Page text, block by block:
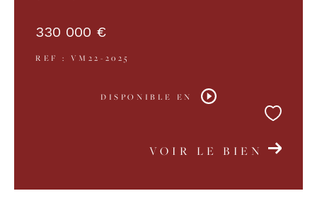
330 000 €
REF : VM22-2025
DISPONIBLE EN
VOIR LE BIEN